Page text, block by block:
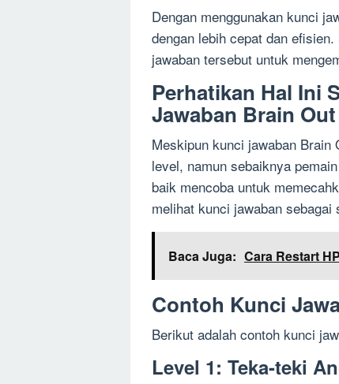
Dengan menggunakan kunci
dengan lebih cepat dan
jawaban tersebut untuk
Perhatikan Hal Ini
Jawaban Brain Out
Meskipun kunci jawaban
level, namun sebaiknya
baik mencoba untuk
melihat kunci jawaban sebagai
Baca Juga: Cara Restart
Contoh Kunci
Berikut adalah contoh kunci
Level 1: Teka-teki